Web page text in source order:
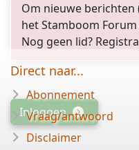
opgelost
Om nieuwe berichten
het Stamboom
Nog geen lid?
Inloggen
Direct naar...
Abonnement
Vraag/antwoord
Disclaimer